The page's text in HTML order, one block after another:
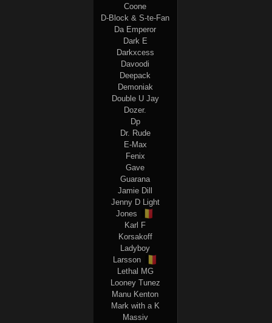
Coone
D-Block & S-te-Fan
Da Emperor
Dark E
Darkxcess
Davoodi
Deepack
Demoniak
Double U Jay
Dozer.
Dp
Dr. Rude
E-Max
Fenix
Gave
Guarana
Jamie Dill
Jenny D Light
Jones
🇧🇪
Karl F
Korsakoff
Ladyboy
Larsson
🇧🇪
Lethal MG
Looney Tunez
Manu Kenton
Mark with a K
Massiv